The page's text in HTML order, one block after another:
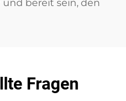
bereit sein, den
Fragen